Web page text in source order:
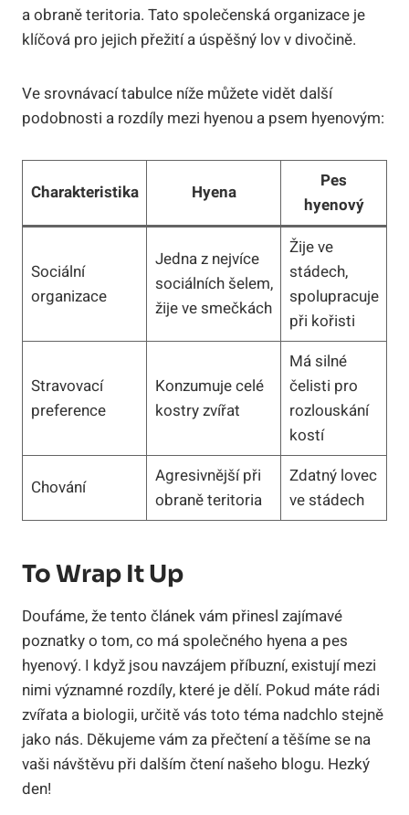
a obraně teritoria. Tato společenská organizace je
klíčová pro jejich přežití a úspěšný lov v divočině.
Ve srovnávací tabulce níže můžete vidět další
podobnosti a rozdíly mezi hyenou a psem hyenovým:
Charakteristika Hyena
Pes
hyenový
Sociální
organizace
Jedna z nejvíce
sociálních šelem,
žije ve smečkách
Žije ve
stádech,
spolupracuje
při kořisti
Stravovací
preference
Konzumuje celé
kostry zvířat
Má silné
čelisti pro
rozlouskání
kostí
Chování
Agresivnější při
obraně teritoria
Zdatný lovec
ve stádech
To Wrap It Up
Doufáme, že tento článek vám přinesl zajímavé
poznatky o tom, co má společného hyena a pes
hyenový. I když jsou navzájem příbuzní, existují mezi
nimi významné rozdíly, které je dělí. Pokud máte rádi
zvířata a biologii, určitě vás toto téma nadchlo stejně
jako nás. Děkujeme vám za přečtení a těšíme se na
vaši návštěvu při dalším čtení našeho blogu. Hezký
den!